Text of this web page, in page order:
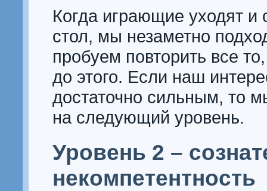
Когда играющие уходят и
стол, мы незаметно
пробуем повторить все
до этого. Если наш
достаточно сильным, то
на следующий уровень.
Уровень 2 –
некомпетентность